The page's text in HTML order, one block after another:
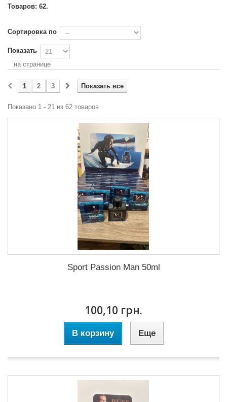
Товаров: 62.
Сортировка по
Показать
на странице
Показать все
1 2 3
Показано 1 - 21 из 62 товаров
Sport Passion Man 50ml
100,10 грн.
В корзину Еще